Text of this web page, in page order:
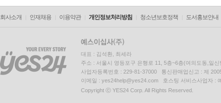
회사소개 인재채용 이용약관 개인정보처리방침 청소년보호정책 도서홍보안내
대표 : 김석환, 최세라
주소 : 서울시 영등포구 은행로 11, 5층~6층(여의도동,일신
사업자등록번호 : 229-81-37000 통신판매업신고 : 제
이메일 : yes24help@yes24.com 호스팅 서비스사업자 :
Copyright ⓒ YES24 Corp. All Rights Reserved.